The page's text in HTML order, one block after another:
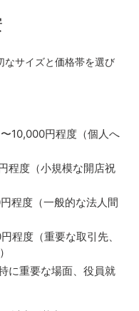
なサイズと価格帯を選び
10,000円程度（個人へ
程度（小規模な開店祝
程度（一般的な法人間
程度（重要な取引先、
に重要な場面、役員就